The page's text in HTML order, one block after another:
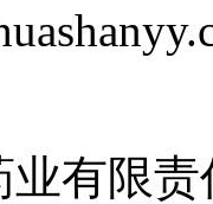
有限责